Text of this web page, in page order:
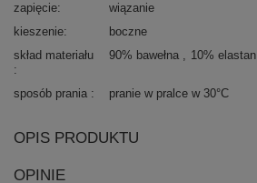
zapięcie
wiązanie
kieszenie
boczne
skład materiału
90% bawełna 10% elastan
sposób prania pranie w pralce w 30°C
OPIS PRODUKTU
OPINIE